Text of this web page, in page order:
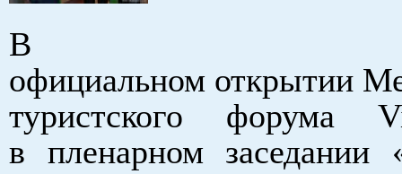
В
официальном открытии
туристского
в пленарном заседании